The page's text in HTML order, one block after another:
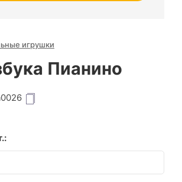
игрушки
Пианино